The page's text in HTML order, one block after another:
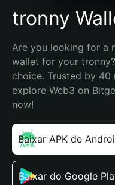
tronny
Are you looking for a
wallet for your
choice. Trusted by 40
explore Web3 on
now!
Baixar APK de
Baixar do Google